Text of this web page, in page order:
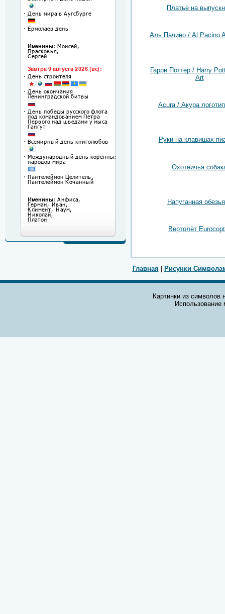
Платье на
Аль Пачино / Al Pacino
Гарри Поттер / Harry
Art
Acura / Акура
Руки на клавишах
Охотничья
Напуганная
Вертолёт
Главная Рисунки
Картинки из символов
Использование